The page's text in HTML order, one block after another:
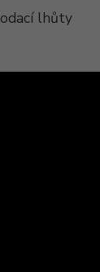
lhůty